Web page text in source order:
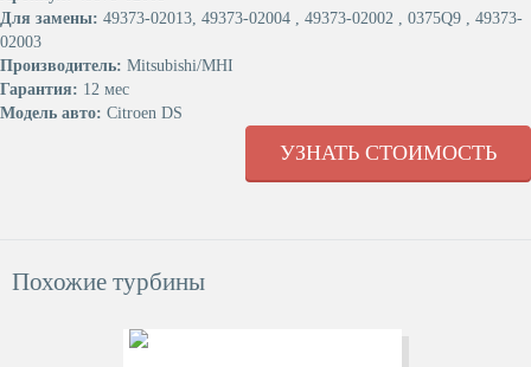
Для замены: 49373-02013, 49373-02004 , 49373-02002 , 0375Q9 , 49373-
02003
Производитель: Mitsubishi/MHI
Гарантия: 12 мес
Модель авто: Citroen DS
УЗНАТЬ СТОИМОСТЬ
Похожие турбины